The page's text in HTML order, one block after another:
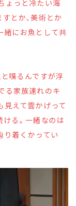
ょっと冷たい海
とか、美術とか
緒にお魚として共
喋るんですが浮
る家族連れのキ
見えて雲かげって
ける。一緒なのは
り着くかってい